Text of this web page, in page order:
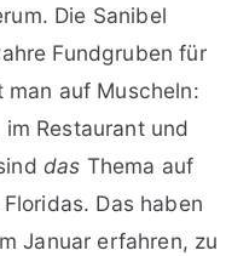
Die Sanibel
Fundgruben für
auf Muscheln:
Restaurant und
das Thema auf
Das haben
Januar erfahren, zu